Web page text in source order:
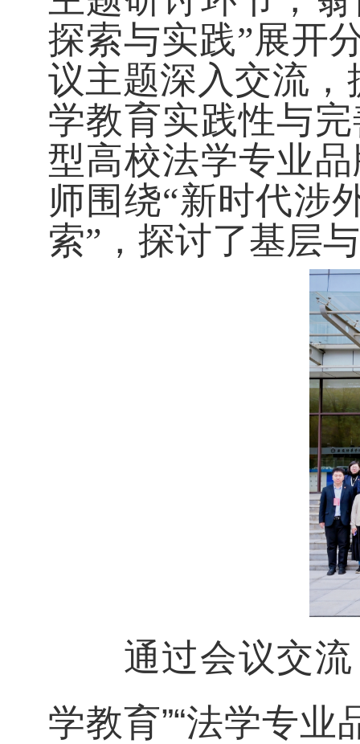
探索与实践”展开
议主题深入交流
学教育实践性与
型高校法学专业
师围绕“新时代涉
索”，探讨了基层
通过会议交流
学教育”“法学专业